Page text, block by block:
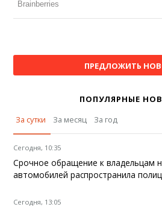
ПРЕДЛОЖИТЬ
ПОПУЛЯРНЫЕ
За сутки
За месяц За год
Сегодня, 10:35
Срочное обращение к владельцам
автомобилей распространила
Сегодня, 13:05